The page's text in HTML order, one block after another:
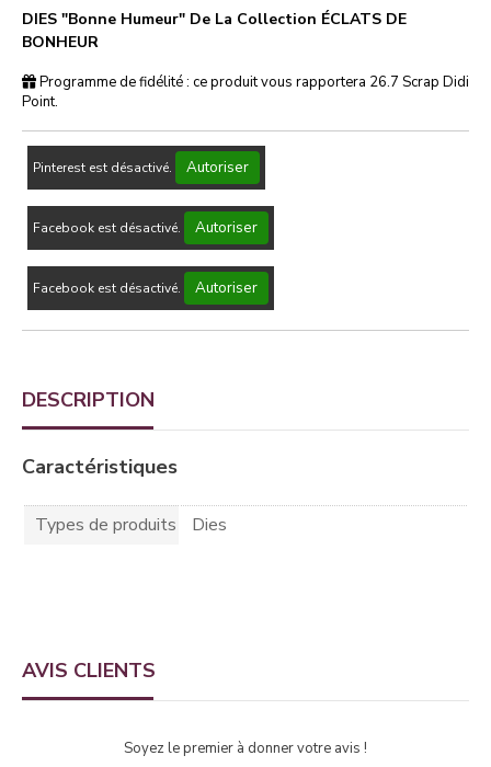
DIES "Bonne Humeur" De La Collection ÉCLATS DE
BONHEUR
Programme de fidélité : ce produit vous rapportera 26.7 Scrap Didi
Point.
Pinterest est désactivé. Autoriser
Facebook est désactivé. Autoriser
Facebook est désactivé. Autoriser
DESCRIPTION
Caractéristiques
Types de produits Dies
AVIS CLIENTS
Soyez le premier à donner votre avis !